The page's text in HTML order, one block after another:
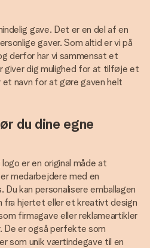
gave. Det er en del af en
gaver. Som altid er vi på
derfor har vi sammensat et
giver dig mulighed for at tilføje et
et navn for at gøre gaven helt
du dine egne
er en original måde at
medarbejdere med en
kan personalisere emballagen
fra hjertet eller et kreativt design
firmagave eller reklameartikler
De er også perfekte som
som unik værtindegave til en